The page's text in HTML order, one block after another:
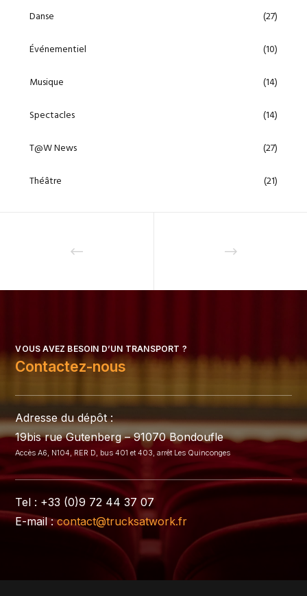
Danse (27)
Événementiel (10)
Musique (14)
Spectacles (14)
T@W News (27)
Théâtre (21)
VOUS AVEZ BESOIN D’UN TRANSPORT ?
Contactez-nous
Adresse du dépôt :
19bis rue Gutenberg – 91070 Bondoufle
Accès A6, N104, RER D, bus 401 et 403, arrêt Les Quinconges
Tel : +33 (0)9 72 44 37 07
E-mail :contact@trucksatwork.fr